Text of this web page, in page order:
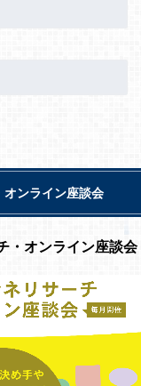
ンライン座談会
・オンライン座談会